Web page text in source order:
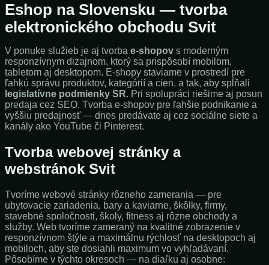
Eshop na Slovensku — tvorba
elektronického obchodu Svit
V ponuke služieb je aj tvorba e-shopov s moderným
responzívnym dizajnom, ktorý sa prispôsobí mobilom,
tabletom aj desktopom. E-shopy staviame v prostredí pre
ľahkú správu produktov, kategórií a cien, a tak, aby spĺňali
legislatívne podmienky SR. Pri spolupráci riešime aj posun
predaja cez SEO. Tvorba e-shopov pre ľahšie podnikanie a
vyššiu predajnosť — dnes predávate aj cez sociálne siete a
kanály ako YouTube či Pinterest.
Tvorba webovej stránky a
webstránok Svit
Tvoríme webové stránky rôzneho zamerania — pre
ubytovacie zariadenia, bary a kaviarne, škôlky, firmy,
stavebné spoločnosti, školy, fitness aj rôzne obchody a
služby. Web tvoríme zameraný na kvalitné zobrazenie v
responzívnom štýle a maximálnu rýchlosť na desktopoch aj
mobiloch, aby ste dosiahli maximum vo vyhľadávaní.
Pôsobíme v týchto okresoch — na diaľku aj osobne: